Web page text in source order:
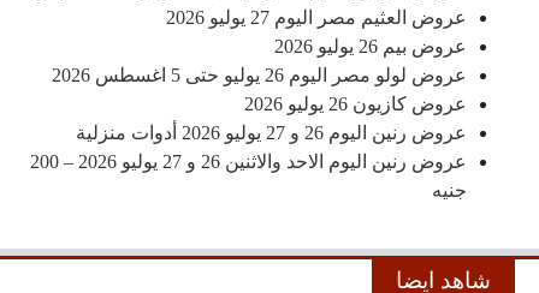
عروض العثيم مصر اليوم 27 يوليو 2026
عروض بيم 26 يوليو 2026
عروض لولو مصر اليوم 26 يوليو حتى 5 اغسطس 2026
عروض كازيون 26 يوليو 2026
عروض رنين اليوم 26 و 27 يوليو 2026 أدوات منزلية
عروض رنين اليوم الاحد والاثنين 26 و 27 يوليو 2026 – 200
جنيه
شاهد ايضا